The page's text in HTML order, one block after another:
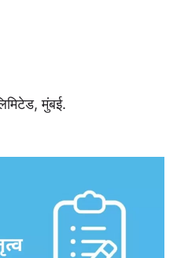
मुंबई.